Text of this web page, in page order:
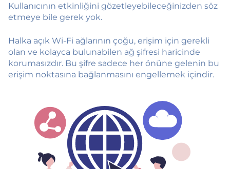
Kullanıcının etkinliğini gözetleyebileceğinizden söz
etmeye bile gerek yok.
Halka açık Wi-Fi ağlarının çoğu, erişim için gerekli
olan ve kolayca bulunabilen ağ şifresi haricinde
korumasızdır. Bu şifre sadece her önüne gelenin bu
erişim noktasına bağlanmasını engellemek içindir.